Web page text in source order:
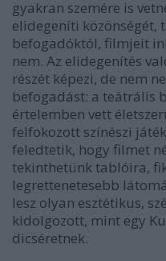
gyakran szemére is
elidegeníti közönségét,
befogadóktól, filmjeit
nem. Az elidegenítés
részét képezi, de nem
befogadást: a teátrális
értelemben vett
felfokozott színészi
feledtetik, hogy filmet
tekinthetünk tablóira,
legrettenetesebb
lesz olyan esztétikus,
kidolgozott, mint egy
dicséretnek.